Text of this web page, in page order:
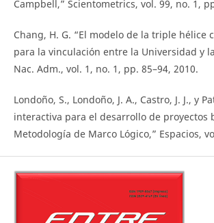
Campbell,” Scientometrics, vol. 99, no. 1,
Chang, H. G. “El modelo de la triple hélice
para la vinculación entre la Universidad y
Nac. Adm., vol. 1, no. 1, pp. 85–94, 2010.
Londoño, S., Londoño, J. A., Castro, J. J., y
interactiva para el desarrollo de proyectos
Metodología de Marco Lógico,” Espacios,